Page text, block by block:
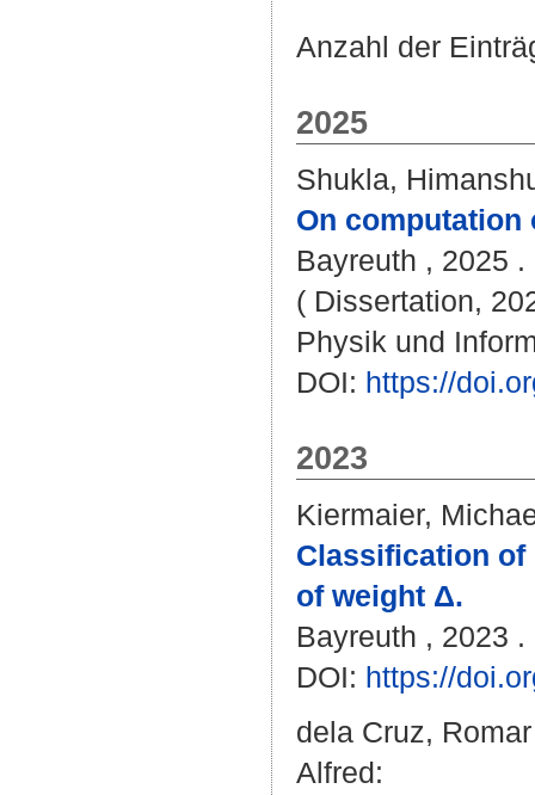
Anzahl der
2025
Shukla,
On computation
Bayreuth , 2025 .
( Dissertation,
Physik und
DOI: https://
2023
Kiermaier,
Classification
of weight Δ.
Bayreuth , 2023 .
DOI: https://
dela Cruz, Romar
Alfred: